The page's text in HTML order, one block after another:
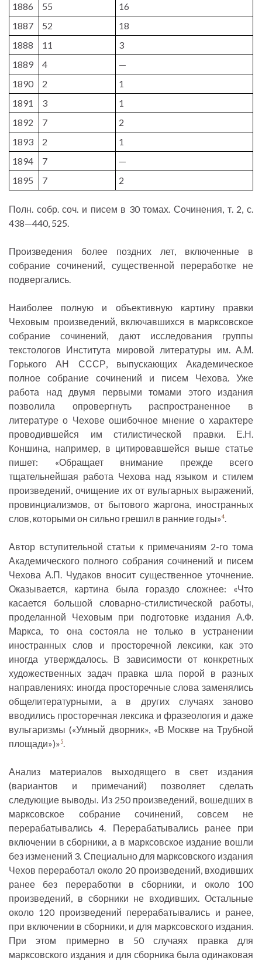
1886
55
16
1887
52
18
1888
11
3
1889
4
—
1890
2
1
1891
3
1
1892
7
2
1893
2
1
1894
7
—
1895
7 2
Полн. собр. соч. и писем в 30 томах. Сочинения, т. 2, с.
438—440, 525.
Произведения более поздних лет, включенные в
собрание сочинений, существенной переработке не
подвергались.
Наиболее полную и объективную картину правки
Чеховым произведений, включавшихся в марксовское
собрание сочинений, дают исследования группы
текстологов Института мировой литературы им. А.М.
Горького АН СССР, выпускающих Академическое
полное собрание сочинений и писем Чехова. Уже
работа над двумя первыми томами этого издания
позволила опровергнуть распространенное в
литературе о Чехове ошибочное мнение о характере
проводившейся им стилистической правки. Е.Н.
Коншина, например, в цитировавшейся выше статье
пишет: «Обращает внимание прежде всего
тщательнейшая работа Чехова над языком и стилем
произведений, очищение их от вульгарных выражений,
провинциализмов, от бытового жаргона, иностранных
слов, которыми он сильно грешил в ранние годы»4.
Автор вступительной статьи к примечаниям 2-го тома
Академического полного собрания сочинений и писем
Чехова А.П. Чудаков вносит существенное уточнение.
Оказывается, картина была гораздо сложнее: «Что
касается большой словарно-стилистической работы,
проделанной Чеховым при подготовке издания А.Ф.
Маркса, то она состояла не только в устранении
иностранных слов и просторечной лексики, как это
иногда утверждалось. В зависимости от конкретных
художественных задач правка шла порой в разных
направлениях: иногда просторечные слова заменялись
общелитературными, а в других случаях заново
вводились просторечная лексика и фразеология и даже
вульгаризмы («Умный дворник», «В Москве на Трубной
площади»)»5.
Анализ материалов выходящего в свет издания
(вариантов и примечаний) позволяет сделать
следующие выводы. Из 250 произведений, вошедших в
марксовское собрание сочинений, совсем не
перерабатывались 4. Перерабатывались ранее при
включении в сборники, а в марксовское издание вошли
без изменений 3. Специально для марксовского издания
Чехов переработал около 20 произведений, входивших
ранее без переработки в сборники, и около 100
произведений, в сборники не входивших. Остальные
около 120 произведений перерабатывались и ранее,
при включении в сборники, и для марксовского издания.
При этом примерно в 50 случаях правка для
марксовского издания и для сборника была одинаковая